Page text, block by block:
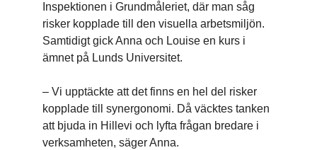
Inspektionen i Grundmåleriet, där man såg
risker kopplade till den visuella arbetsmiljön.
Samtidigt gick Anna och Louise en kurs i
ämnet på Lunds Universitet.
– Vi upptäckte att det finns en hel del risker
kopplade till synergonomi. Då väcktes tanken
att bjuda in Hillevi och lyfta frågan bredare i
verksamheten, säger Anna.